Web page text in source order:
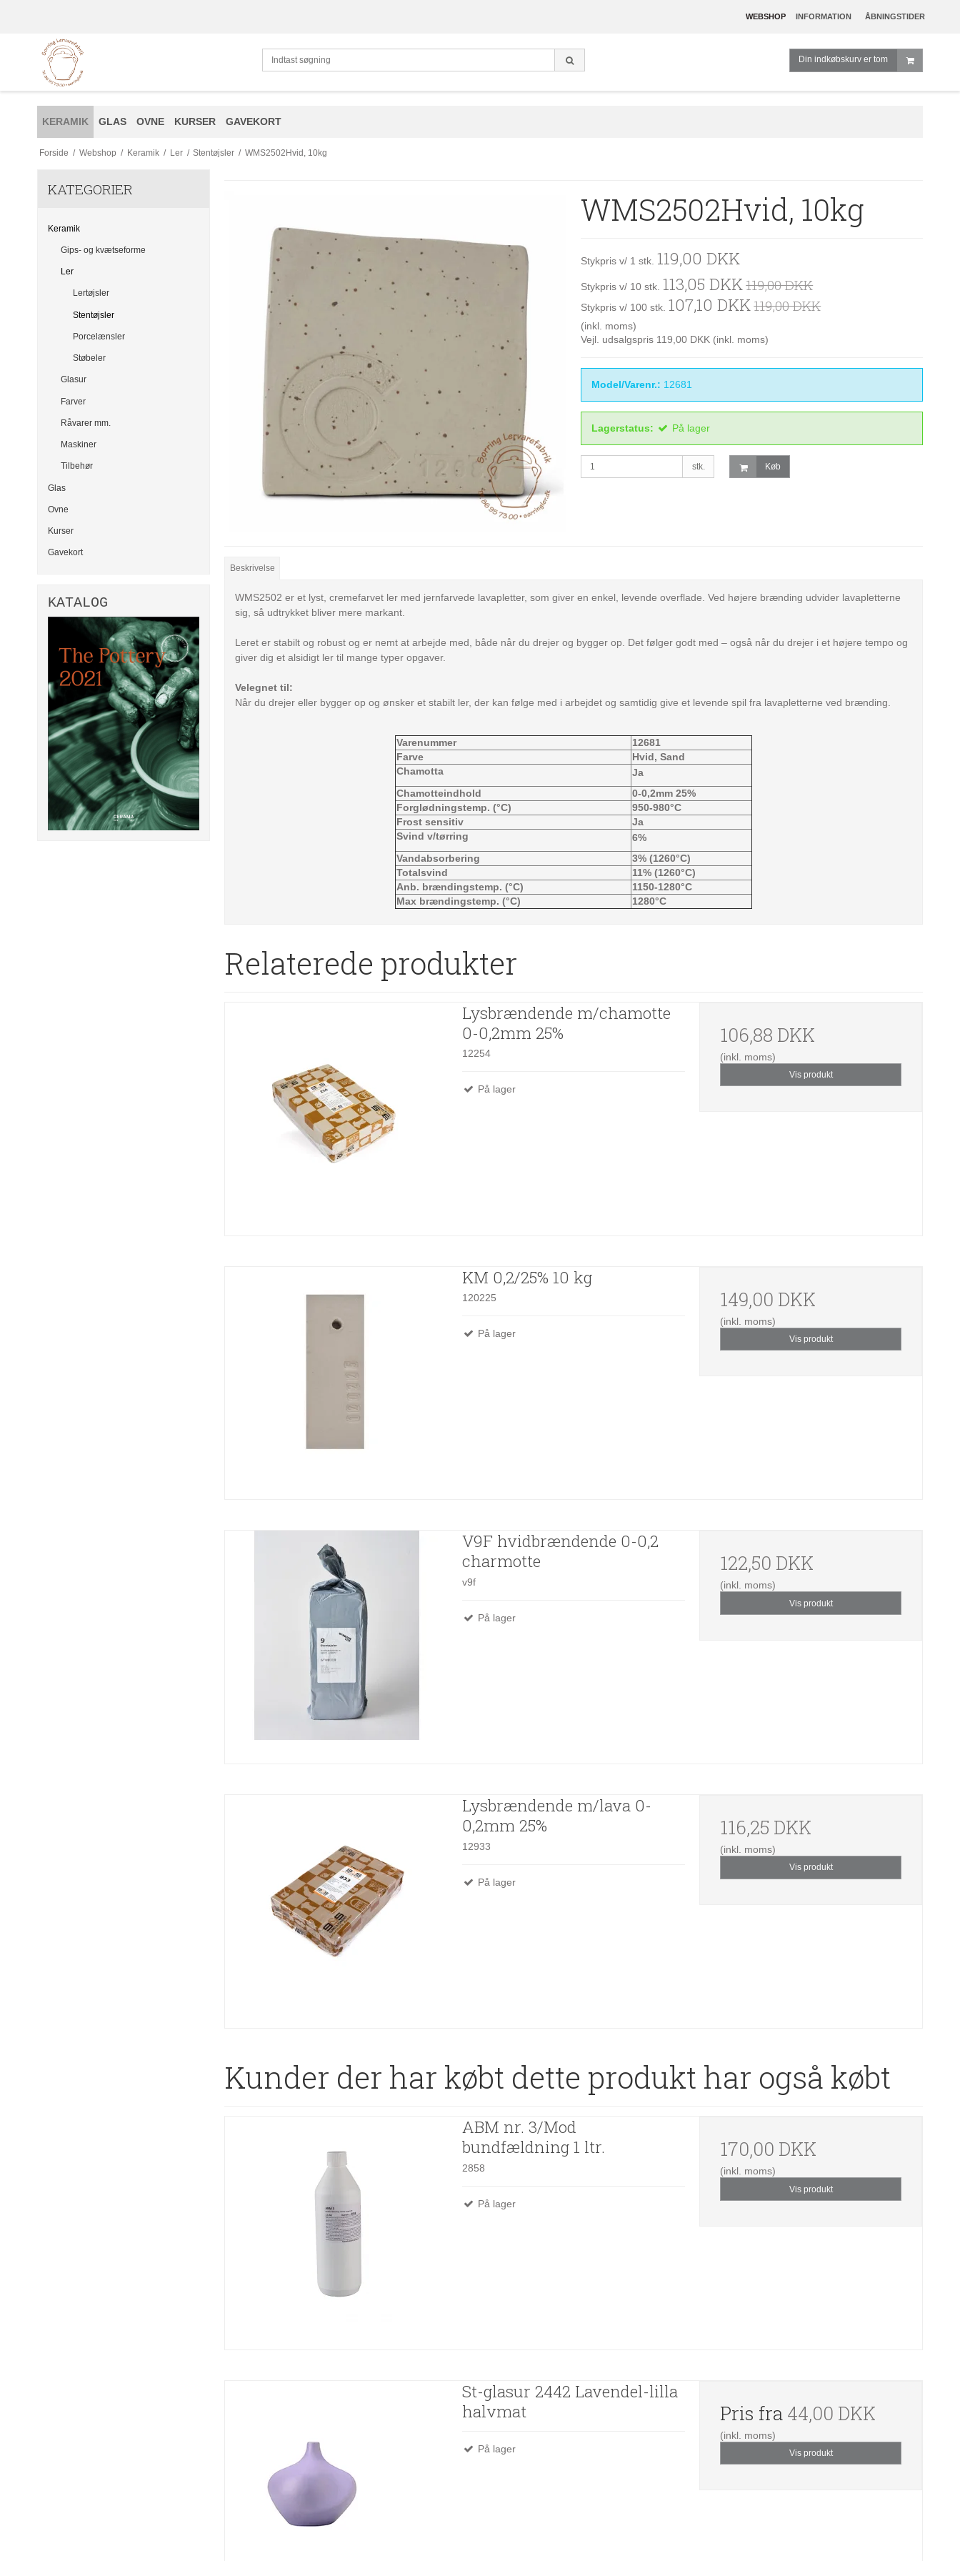
WEBSHOP INFORMATION ÅBNINGSTIDER
Din indkøbskurv er tom
KERAMIK GLAS OVNE KURSER GAVEKORT
Forside / Webshop / Keramik / Ler / Stentøjsler / WMS2502Hvid, 10kg
KATEGORIER
Keramik
Gips- og kvætseforme
Ler
Lertøjsler
Stentøjsler
Porcelænsler
Støbeler
Glasur
Farver
Råvarer mm.
Maskiner
Tilbehør
Glas
Ovne
Kurser
Gavekort
KATALOG
WMS2502Hvid, 10kg
Stykpris v/ 1 stk. 119,00 DKK
Stykpris v/ 10 stk. 113,05 DKK 119,00 DKK
Stykpris v/ 100 stk. 107,10 DKK 119,00 DKK
(inkl. moms)
Vejl. udsalgspris 119,00 DKK (inkl. moms)
Model/Varenr.: 12681
Lagerstatus: På lager
stk. Køb
Beskrivelse
WMS2502 er et lyst, cremefarvet ler med jernfarvede lavapletter, som giver en enkel, levende overflade. Ved højere brænding udvider lavapletterne
sig, så udtrykket bliver mere markant.
Leret er stabilt og robust og er nemt at arbejde med, både når du drejer og bygger op. Det følger godt med – også når du drejer i et højere tempo og
giver dig et alsidigt ler til mange typer opgaver.
Velegnet til:
Når du drejer eller bygger op og ønsker et stabilt ler, der kan følge med i arbejdet og samtidig give et levende spil fra lavapletterne ved brænding.
Varenummer
12681
Farve
Hvid, Sand
Chamotta
Ja
Chamotteindhold
0-0,2mm 25%
Forglødningstemp. (°C)
950-980°C
Frost sensitiv
Ja
Svind v/tørring
6%
Vandabsorbering
3% (1260°C)
Totalsvind
11% (1260°C)
Anb. brændingstemp. (°C)
1150-1280°C
Max brændingstemp. (°C)
1280°C
Relaterede produkter
Lysbrændende m/chamotte
0-0,2mm 25%
12254
På lager
106,88 DKK
(inkl. moms)
Vis produkt
KM 0,2/25% 10 kg
120225
På lager
149,00 DKK
(inkl. moms)
Vis produkt
V9F hvidbrændende 0-0,2
charmotte
v9f
På lager
122,50 DKK
(inkl. moms)
Vis produkt
Lysbrændende m/lava 0-
0,2mm 25%
12933
På lager
116,25 DKK
(inkl. moms)
Vis produkt
Kunder der har købt dette produkt har også købt
ABM nr. 3/Mod
bundfældning 1 ltr.
2858
På lager
170,00 DKK
(inkl. moms)
Vis produkt
St-glasur 2442 Lavendel-lilla
halvmat
På lager
Pris fra 44,00 DKK
(inkl. moms)
Vis produkt